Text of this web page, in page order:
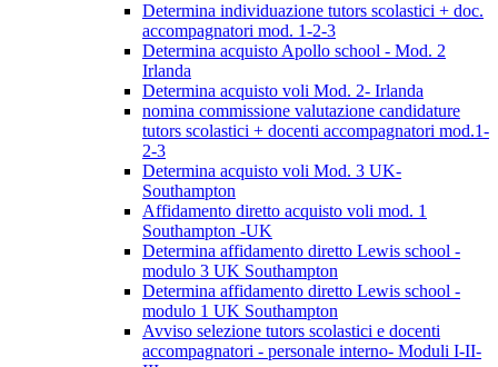
Determina individuazione tutors scolastici + doc.
accompagnatori mod. 1-2-3
Determina acquisto Apollo school - Mod. 2
Irlanda
Determina acquisto voli Mod. 2- Irlanda
nomina commissione valutazione candidature
tutors scolastici + docenti accompagnatori mod.1-
2-3
Determina acquisto voli Mod. 3 UK-
Southampton
Affidamento diretto acquisto voli mod. 1
Southampton -UK
Determina affidamento diretto Lewis school -
modulo 3 UK Southampton
Determina affidamento diretto Lewis school -
modulo 1 UK Southampton
Avviso selezione tutors scolastici e docenti
accompagnatori - personale interno- Moduli I-II-